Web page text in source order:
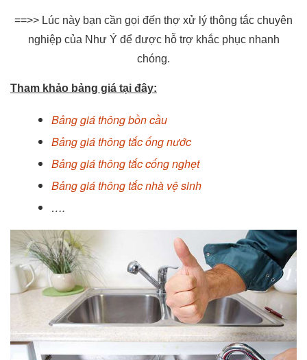
==>> Lúc này bạn cần gọi đến thợ xử lý thông tắc chuyên
nghiệp của Như Ý để được hỗ trợ khắc phục nhanh
chóng.
Tham khảo bảng giá tại đây:
Bảng giá thông bồn cầu
Bảng giá thông tắc ống nước
Bảng giá thông tắc cống nghẹt
Bảng giá thông tắc nhà vệ sinh
….